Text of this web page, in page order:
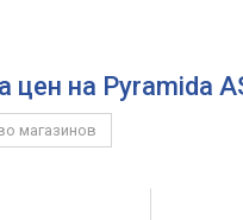
цен на Pyramida
магазинов